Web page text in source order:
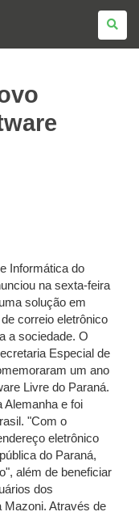
Informática do
na sexta-feira
solução em
correio eletrônico
a sociedade. O
Especial de
um ano
Livre do Paraná.
Alemanha e foi
"Com o
eletrônico
do Paraná,
além de beneficiar
dos
Através de